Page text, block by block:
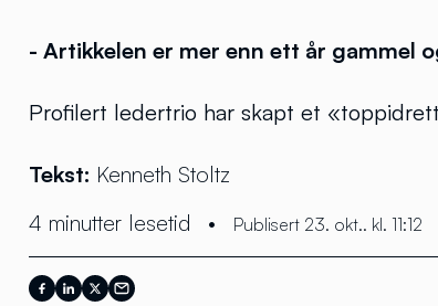
- Artikkelen er mer enn ett år
Profilert ledertrio har skapt et
Tekst: Kenneth Stoltz
4 minutter lesetid
• Publisert 23. okt.. kl. 11:12